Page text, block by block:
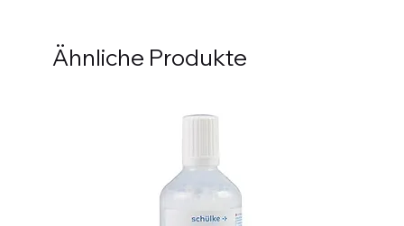
Ähnliche Produkte